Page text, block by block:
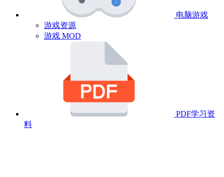
电脑游戏
游戏资源
游戏 MOD
PDF学习资
料